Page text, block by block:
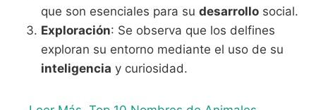
que son esenciales para su desarrollo social.
Exploración: Se observa que los delfines
exploran su entorno mediante el uso de su
inteligencia y curiosidad.